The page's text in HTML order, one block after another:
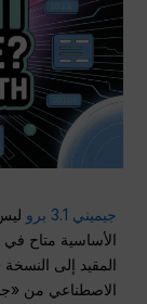
جيميني 3.1 برو
الأساسية متاح
المقيد إلى
الاصطناعي من